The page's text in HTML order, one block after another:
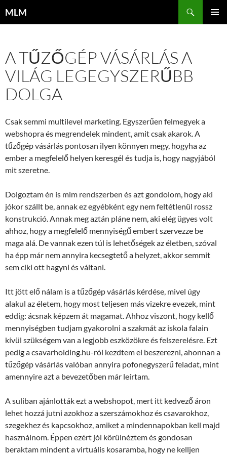
MLM
A TŰZŐGÉP VÁSÁRLÁS A
VILÁG LEGEGYSZERŰBB
DOLGA
Csak semmi multilevel marketing. Egyszerűen felmegyek a
webshopra és megrendelek mindent, amit csak akarok. A
tűzőgép vásárlás pontosan ilyen könnyen megy, hogyha az
ember a megfelelő helyen keresgél és tudja is, hogy nagyjából
mit szeretne.
Dolgoztam én is mlm rendszerben és azt gondolom, hogy aki
jókor szállt be, annak ez egyébként egy nem feltétlenül rossz
konstrukció. Annak meg aztán pláne nem, aki elég ügyes volt
ahhoz, hogy a megfelelő mennyiségű embert szervezze be
maga alá. De vannak ezen túl is lehetőségek az életben, szóval
ha épp már nem annyira kecsegtető a helyzet, akkor semmit
sem ciki ott hagyni és váltani.
Itt jött elő nálam is a tűzőgép vásárlás kérdése, mivel úgy
alakul az életem, hogy most teljesen más vizekre evezek, mint
eddig: ácsnak képzem át magamat. Ahhoz viszont, hogy kellő
mennyiségben tudjam gyakorolni a szakmát az iskola falain
kívül szükségem van a legjobb eszközökre és felszerelésre. Ezt
pedig a csavarholding.hu-ról kezdtem el beszerezni, ahonnan a
tűzőgép vásárlás valóban annyira pofonegyszerű feladat, mint
amennyire azt a bevezetőben már leírtam.
A suliban ajánlották ezt a webshopot, mert itt kedvező áron
lehet hozzá jutni azokhoz a szerszámokhoz és csavarokhoz,
szegekhez és kapcsokhoz, amiket a mindennapokban kell majd
használnom. Éppen ezért jól körülnéztem és gondosan
beraktam mindent a virtuális kosaramba, hogy ne kelljen